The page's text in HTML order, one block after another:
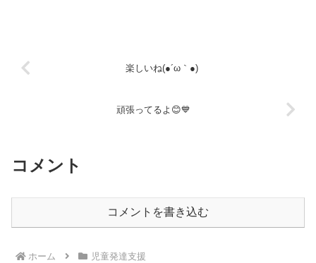
楽しいね(●´ω｀●)
頑張ってるよ😊💙
コメント
コメントを書き込む
ホーム 児童発達支援